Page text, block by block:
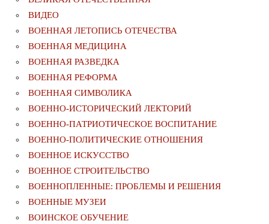
ВИДЕО
ВОЕННАЯ ЛЕТОПИСЬ ОТЕЧЕСТВА
ВОЕННАЯ МЕДИЦИНА
ВОЕННАЯ РАЗВЕДКА
ВОЕННАЯ РЕФОРМА
ВОЕННАЯ СИМВОЛИКА
ВОЕННО-ИСТОРИЧЕСКИЙ ЛЕКТОРИЙ
ВОЕННО-ПАТРИОТИЧЕСКОЕ ВОСПИТАНИЕ
ВОЕННО-ПОЛИТИЧЕСКИE ОТНОШЕНИЯ
ВОЕННОЕ ИСКУССТВО
ВОЕННОЕ СТРОИТЕЛЬСТВО
ВОЕННОПЛЕННЫЕ: ПРОБЛЕМЫ И РЕШЕНИЯ
ВОЕННЫЕ МУЗЕИ
ВОИНСКОЕ ОБУЧЕНИЕ